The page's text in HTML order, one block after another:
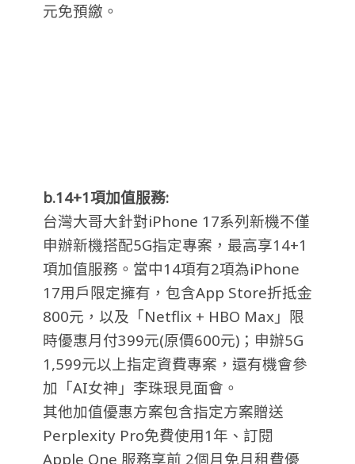
元免預繳。
b.14+1項加值服務:
台灣大哥大針對iPhone 17系列新機不僅
申辦新機搭配5G指定專案，最高享14+1
項加值服務。當中14項有2項為iPhone
17用戶限定擁有，包含App Store折抵金
800元，以及「Netflix + HBO Max」限
時優惠月付399元(原價600元)；申辦5G
1,599元以上指定資費專案，還有機會參
加「AI女神」李珠珢見面會。
其他加值優惠方案包含指定方案贈送
Perplexity Pro免費使用1年、訂閱
Apple One 服務享前 2個月免月租費優